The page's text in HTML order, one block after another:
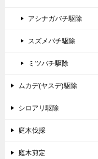
アシナガバチ駆除
スズメバチ駆除
ミツバチ駆除
ムカデ(ヤスデ)駆除
シロアリ駆除
庭木伐採
庭木剪定